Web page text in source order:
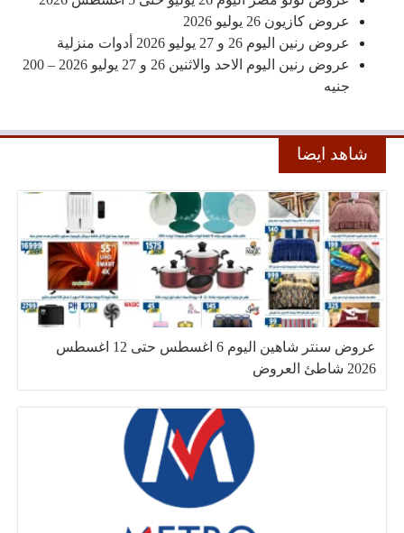
عروض كازيون 26 يوليو 2026
عروض رنين اليوم 26 و 27 يوليو 2026 أدوات منزلية
عروض رنين اليوم الاحد والاثنين 26 و 27 يوليو 2026 – 200
جنيه
شاهد ايضا
عروض سنتر شاهين اليوم 6 اغسطس حتى 12 اغسطس
2026 شاطئ العروض